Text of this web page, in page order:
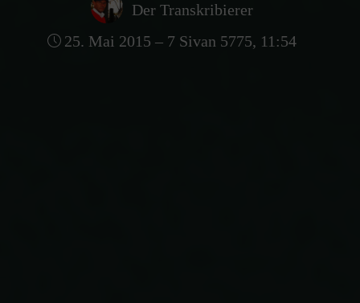
Der Transkribierer
25. Mai 2015 – 7 Sivan 5775, 11:54